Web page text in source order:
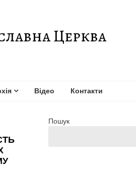
Церква
Відео Контакти
Пошук